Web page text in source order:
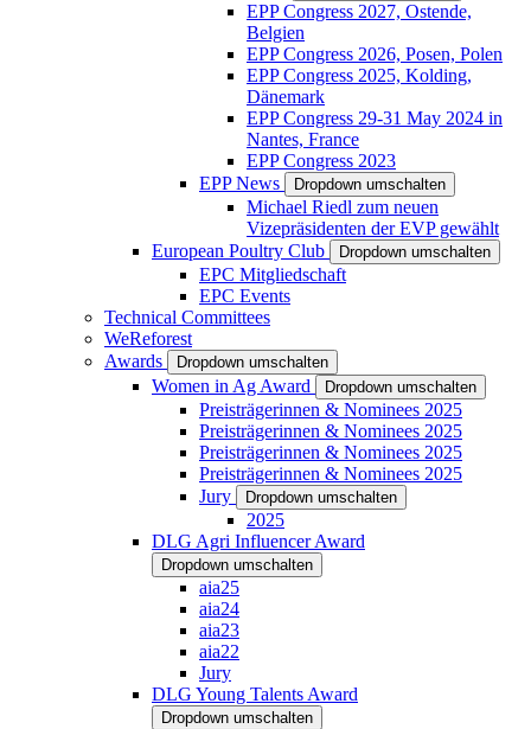
EPP Congress 2027, Ostende,
Belgien
EPP Congress 2026, Posen, Polen
EPP Congress 2025, Kolding,
Dänemark
EPP Congress 29-31 May 2024 in
Nantes, France
EPP Congress 2023
EPP News
Dropdown umschalten
Michael Riedl zum neuen
Vizepräsidenten der EVP gewählt
European Poultry Club
Dropdown umschalten
EPC Mitgliedschaft
EPC Events
Technical Committees
WeReforest
Awards
Dropdown umschalten
Women in Ag Award Dropdown umschalten
Preisträgerinnen & Nominees 2025
Preisträgerinnen & Nominees 2025
Preisträgerinnen & Nominees 2025
Preisträgerinnen & Nominees 2025
Jury
Dropdown umschalten
2025
DLG Agri Influencer Award
Dropdown umschalten
aia25
aia24
aia23
aia22
Jury
DLG Young Talents Award
Dropdown umschalten